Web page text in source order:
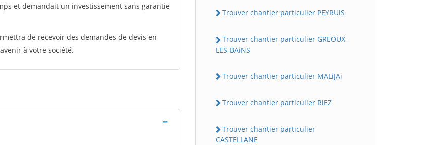
et demandait un investissement sans garantie
de recevoir des demandes de devis en
à votre société.
Trouver chantier particulier PEYRUiS
Trouver chantier particulier GREOUX-
LES-BAiNS
Trouver chantier particulier MALiJAi
Trouver chantier particulier RiEZ
Trouver chantier particulier
CASTELLANE